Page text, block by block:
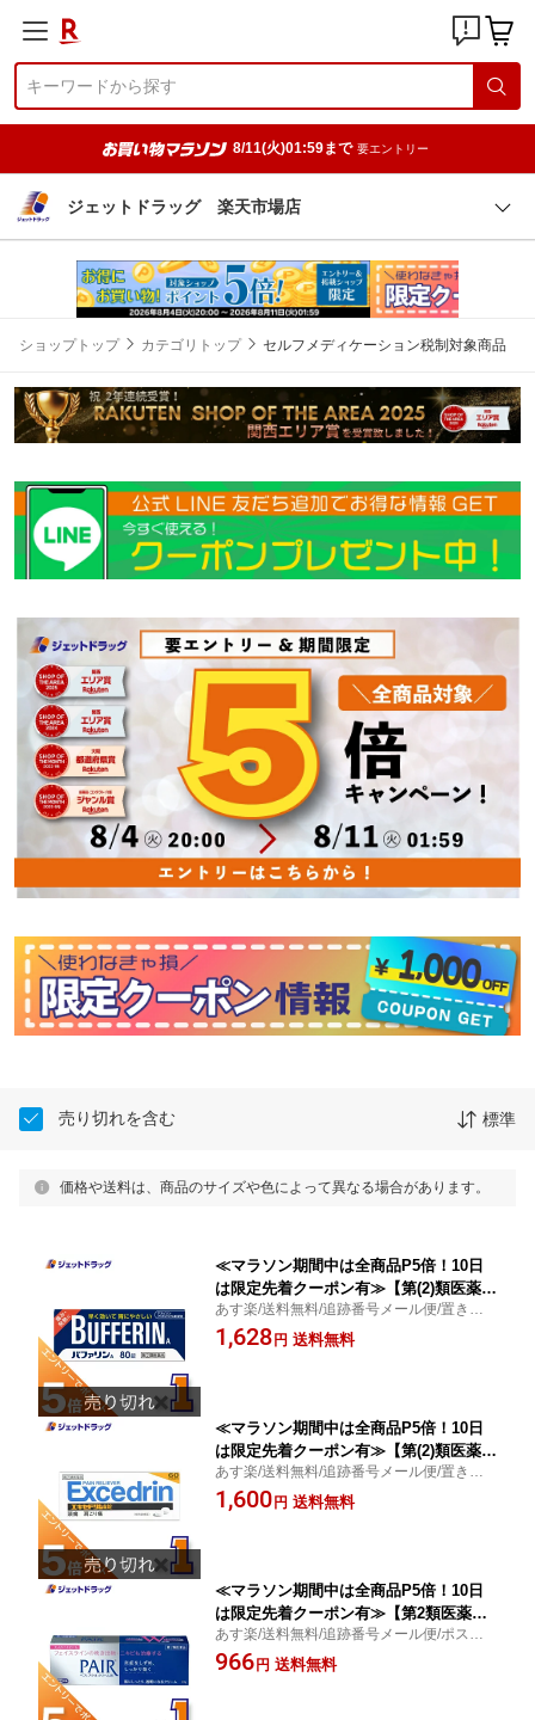
8/11(火)01:59まで 要エントリー
ジェットドラッグ 楽天市場店
ショップトップ カテゴリトップ セルフメディケーション税制対象商品
売り切れを含む 標準
価格や送料は、商品のサイズや色によって異なる場合があります。
≪マラソン期間中は全商品P5倍！10日
は限定先着クーポン有≫【第(2)類医薬
品】バファリンA 80錠 ※セルフメディ
ケーション税制対象
あす楽/送料無料/追跡番号メール便/置き配
便/頭痛・熱/眠くなる成分無配合/ライオン
1,628円 送料無料
≪マラソン期間中は全商品P5倍！10日
は限定先着クーポン有≫【第(2)類医薬
品】エキセドリンA錠 60錠 ※セルフメ
ディケーション税制対象
あす楽/送料無料/追跡番号メール便/置き配
便/頭痛・肩こり痛/眠くなる成分を含まな
い/ライオン
1,600円 送料無料
≪マラソン期間中は全商品P5倍！10日
は限定先着クーポン有≫【第2類医薬
品】ペアアクネクリームW 24g ※セル
フメディケーション税制対象
あす楽/送料無料/追跡番号メール便/ポスト
投函/吹き出物・ニキビ/炎症をしずめる/ラ
イオン
966円 送料無料